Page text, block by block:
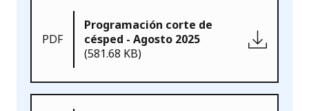
PDF
Programación corte de
césped - Agosto 2025
(581.68 KB)